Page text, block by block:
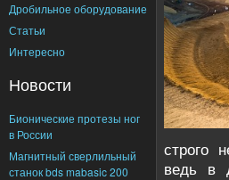
Дробильное оборудование
Статьи
Интересно
Новости
Бионические протезы ног
в России
Магнитный сверлильный
станок bds mabasic 200
строго
ведь в